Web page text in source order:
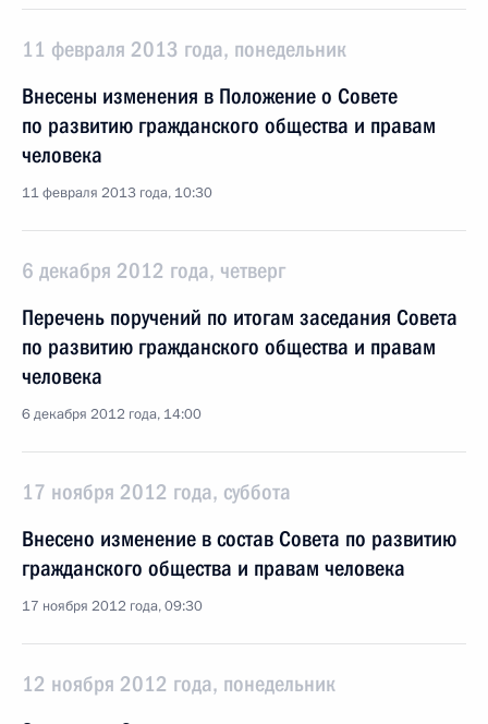
11 февраля 2013 года, понедельник
Внесены изменения в Положение о Совете
по развитию гражданского общества и правам
человека
11 февраля 2013 года, 10:30
6 декабря 2012 года, четверг
Перечень поручений по итогам заседания Совета
по развитию гражданского общества и правам
человека
6 декабря 2012 года, 14:00
17 ноября 2012 года, суббота
Внесено изменение в состав Совета по развитию
гражданского общества и правам человека
17 ноября 2012 года, 09:30
12 ноября 2012 года, понедельник